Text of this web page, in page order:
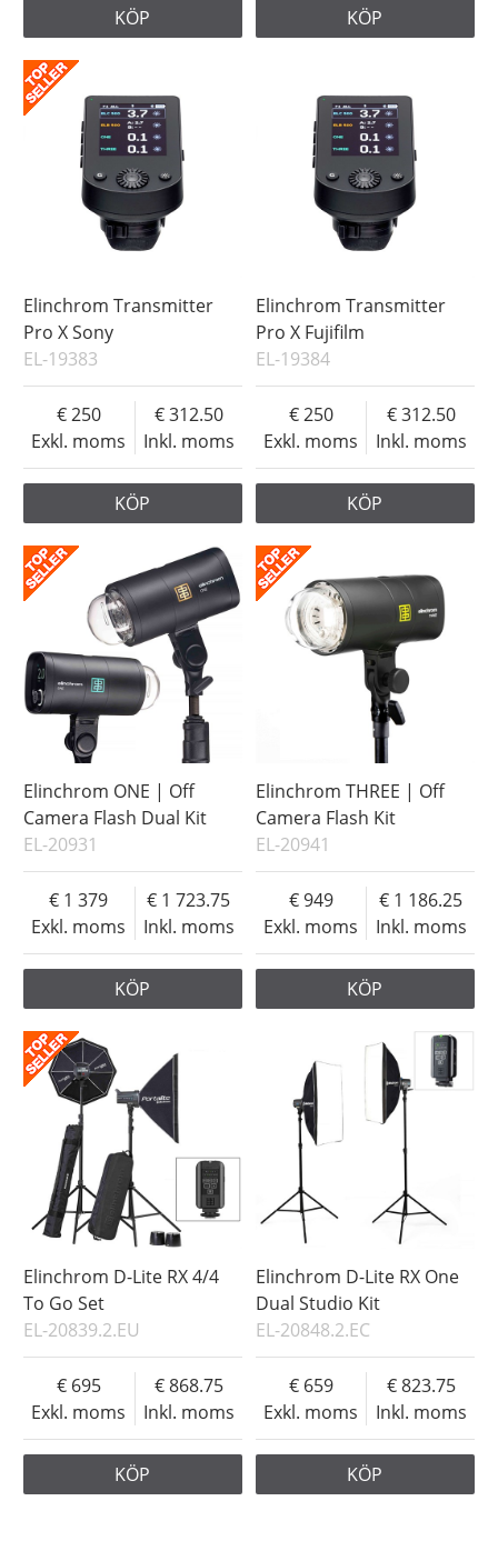
KÖP KÖP
Elinchrom Transmitter
Pro X Sony
EL-19383
Exkl. moms
250
Inkl. moms
312.50
KÖP
Elinchrom Transmitter
Pro X Fujifilm
EL-19384
Exkl. moms
250
Inkl. moms
312.50
KÖP
Elinchrom ONE | Off
Camera Flash Dual Kit
EL-20931
Exkl. moms
1 379
Inkl. moms
1 723.75
KÖP
Elinchrom THREE | Off
Camera Flash Kit
EL-20941
Exkl. moms
949
Inkl. moms
1 186.25
KÖP
Elinchrom D-Lite RX 4/4
To Go Set
EL-20839.2.EU
Exkl. moms
695
Inkl. moms
868.75
KÖP
Elinchrom D-Lite RX One
Dual Studio Kit
EL-20848.2.EC
Exkl. moms
659
Inkl. moms
823.75
KÖP